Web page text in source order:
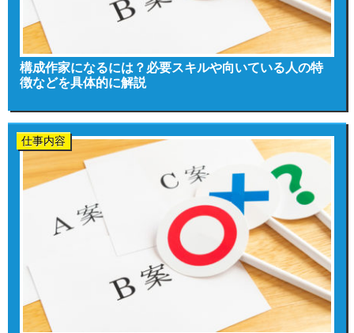
構成作家になるには？必要スキルや向いている人の特
徴などを具体的に解説
仕事内容